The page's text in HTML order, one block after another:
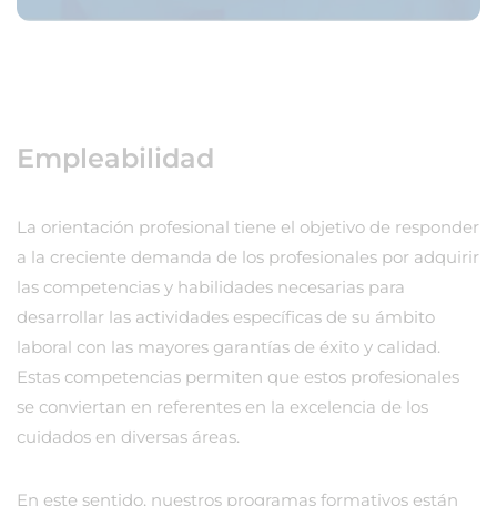
Empleabilidad
La orientación profesional tiene el objetivo de responder
a la creciente demanda de los profesionales por adquirir
las competencias y habilidades necesarias para
desarrollar las actividades específicas de su ámbito
laboral con las mayores garantías de éxito y calidad.
Estas competencias permiten que estos profesionales
se conviertan en referentes en la excelencia de los
cuidados en diversas áreas.
En este sentido, nuestros programas formativos están